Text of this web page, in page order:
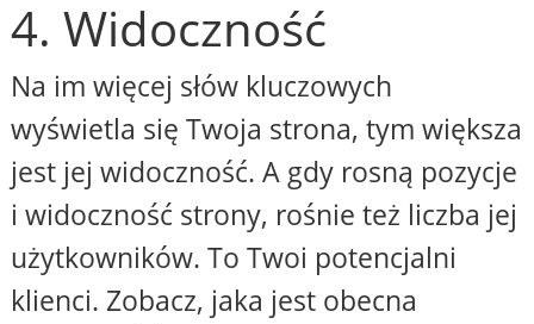
4. Widoczność
Na im więcej słów kluczowych
wyświetla się Twoja strona, tym większa
jest jej widoczność. A gdy rosną pozycje
i widoczność strony, rośnie też liczba jej
użytkowników. To Twoi potencjalni
klienci. Zobacz, jaka jest obecna